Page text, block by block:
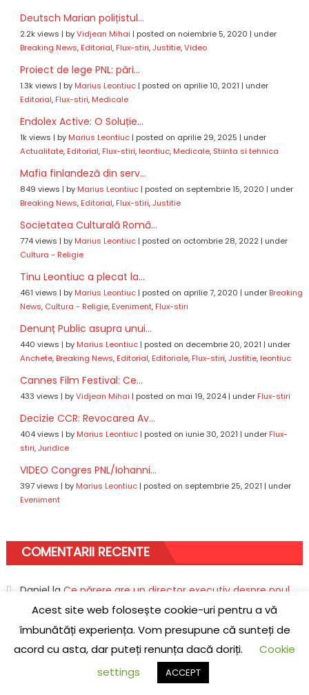
Deutsch Marian polițistul...
2.2k views | byVidjean Mihai | posted on noiembrie 5, 2020 | under
Breaking News, Editorial, Flux-stiri,Justitie,Video
Proiect de lege PNL: pări...
1.3k views | by Marius Leontiuc| posted on aprilie 10, 2021 | under
Editorial, Flux-stiri, Medicale
Endolex Active: O Soluție...
1k views | by Marius Leontiuc| posted on aprilie 29, 2025 | under
Actualitate, Editorial, Flux-stiri, leontiuc, Medicale, Stiinta si tehnica
Mafia finlandeză din serv...
849 views | by Marius Leontiuc| posted on septembrie 15, 2020 | under
Breaking News, Editorial, Flux-stiri,Justitie
Societatea Culturală Româ...
774 views | by Marius Leontiuc| posted on octombrie 28, 2022| under
Cultura - Religie
Tinu Leontiuc a plecat la...
461 views | by Marius Leontiuc| posted on aprilie 7, 2020 | under Breaking
News, Cultura - Religie, Eveniment, Flux-stiri
Denunț Public asupra unui...
440 views | by Marius Leontiuc| posted on decembrie 20, 2021 | under
Anchete, Breaking News, Editorial, Editoriale, Flux-stiri,Justitie, leontiuc
Cannes Film Festival: Ce...
433 views | byVidjean Mihai | posted on mai 19, 2024| under Flux-stiri
Decizie CCR: Revocarea Av...
404 views | by Marius Leontiuc| posted on iunie 30, 2021 | under Flux-
stiri,Juridice
VIDEO Congres PNL/Iohanni...
397 views | by Marius Leontiuc| posted on septembrie 25, 2021 | under
Eveniment
COMENTARII RECENTE
Daniella Ce părere are un director executiv despre noul
iPhone 15
LIVE UPDATE. Ziua 621 de război. O explozie uriașă a
avut loc în sudul Ucrainei/ Aproximativ 200 de vehicule
blindate rusești au fost distruse în timpul bătăliilor dintr-
Acest site web folosește cookie-uri pentru a vă
îmbunătăți experiența. Vom presupune că sunteți de
acord cu asta, dar puteți renunța dacă doriți.
Cookie
settings
ACCEPT